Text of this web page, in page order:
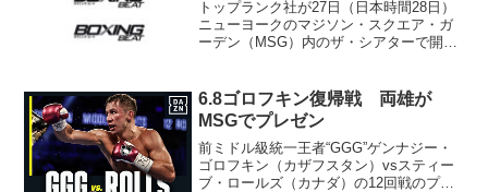
トップランク社が27日（日本時間28日）
ニューヨークのマジソン・スクエア・ガ
ーデン（MSG）内のザ・シアターで開催
は、王者テレンス・クロフォード（米）
が139.2...
6.8ゴロフキン復帰戦 両雄が
MSGでプレゼン
前ミドル級統一王者“GGG”ゲンナジー・
ゴロフキン（カザフスタン）vsスティー
ブ・ロールズ（カナダ）の12回戦のプレ